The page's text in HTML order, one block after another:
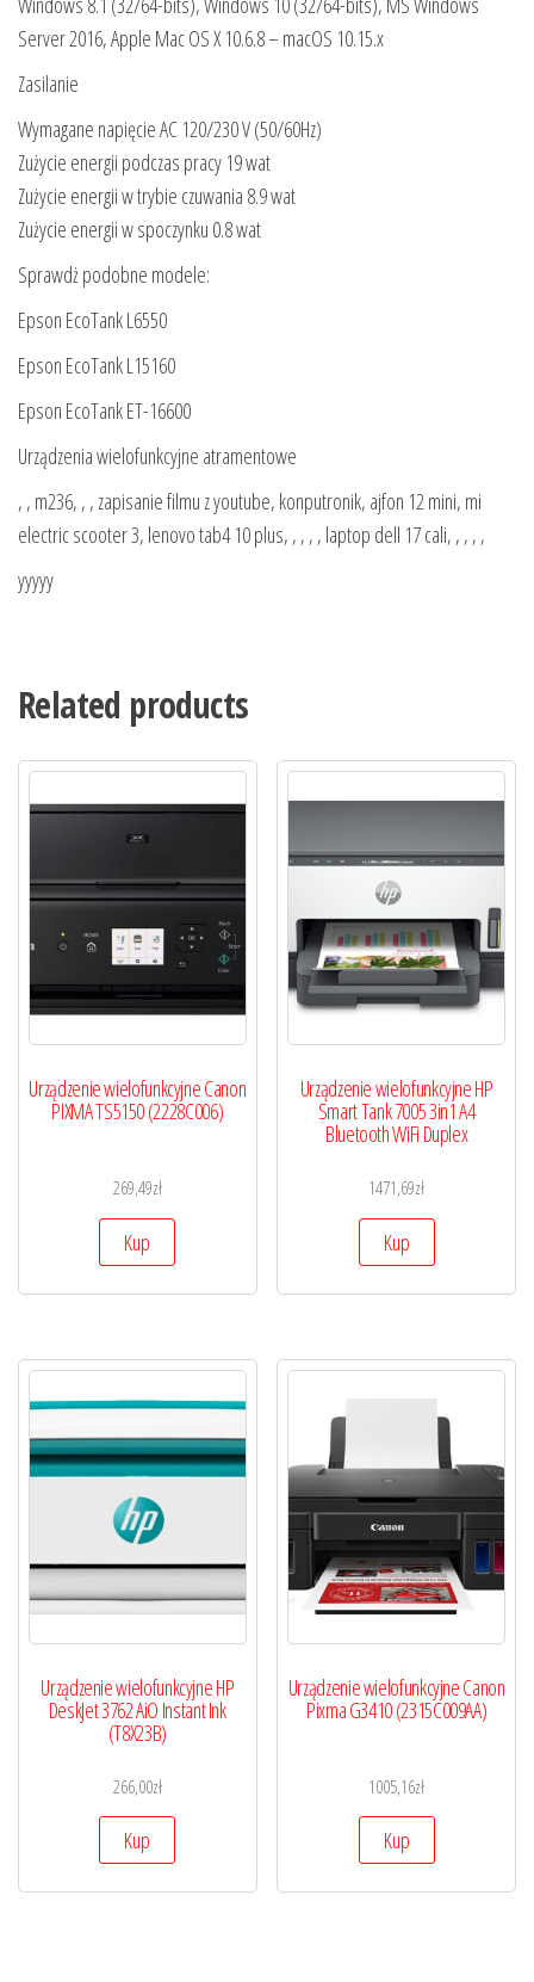
Server 2016, Apple Mac OS X 10.6.8 – macOS 10.15.x
Zasilanie
Wymagane napięcie AC 120/230 V (50/60Hz)
Zużycie energii podczas pracy 19 wat
Zużycie energii w trybie czuwania 8.9 wat
Zużycie energii w spoczynku 0.8 wat
Sprawdż podobne modele:
Epson EcoTank L6550
Epson EcoTank L15160
Epson EcoTank ET-16600
Urządzenia wielofunkcyjne atramentowe
, , m236, , , zapisanie filmu z youtube, konputronik, ajfon 12 mini, mi
electric scooter 3, lenovo tab4 10 plus, , , , , laptop dell 17 cali, , , , ,
yyyyy
Related products
Urządzenie wielofunkcyjne Canon
PIXMA TS5150 (2228C006)
269,49zł
Kup
Urządzenie wielofunkcyjne HP
Smart Tank 7005 3in1 A4
Bluetooth WiFi Duplex
1471,69zł
Kup
Urządzenie wielofunkcyjne HP
DeskJet 3762 AiO Instant Ink
(T8X23B)
266,00zł
Kup
Urządzenie wielofunkcyjne Canon
Pixma G3410 (2315C009AA)
1005,16zł
Kup